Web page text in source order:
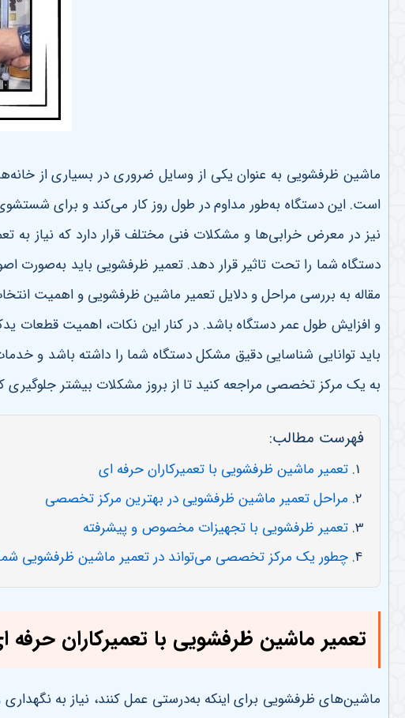
ماشین ظرفشویی به عنوان یکی از وسایل ضروری در بسیاری از
است. این دستگاه به‌طور مداوم در طول روز کار می‌کند و برای
نیز در معرض خرابی‌ها و مشکلات فنی مختلف قرار دارد که نیاز
دستگاه شما را تحت تاثیر قرار دهد.تعمیر ظرفشویی باید به‌صورت
مقاله به بررسی مراحل و دلایل تعمیر ماشین ظرفشویی و اهمیت
و افزایش طول عمر دستگاه باشد. در کنار این نکات، اهمیت قطعات
باید توانایی شناسایی دقیق مشکل دستگاه شما را داشته باشد و
به یک مرکز تخصصی مراجعه کنید تا از بروز مشکلات بیشتر جلوگیری
فهرست مطالب:
تعمیر ماشین ظرفشویی با تعمیرکاران حرفه ای
مراحل تعمیر ماشین ظرفشویی در بهترین مرکز تخصصی
تعمیر ظرفشویی با تجهیزات مخصوص و پیشرفته
چطور یک مرکز تخصصی می‌تواند در تعمیر ماشین ظرفشویی
تعمیر ماشین ظرفشویی با تعمیرکاران حرفه
ماشین‌های ظرفشویی برای اینکه به‌درستی عمل کنند، نیاز به